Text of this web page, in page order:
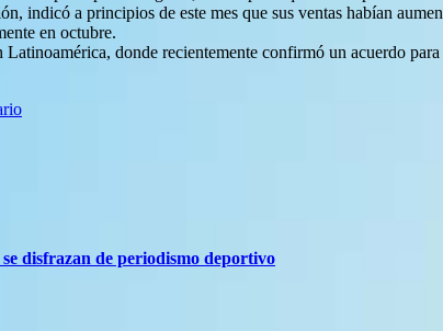
indicó a principios de este mes que sus ventas habían
en octubre.
donde recientemente confirmó un acuerdo
disfrazan de periodismo deportivo